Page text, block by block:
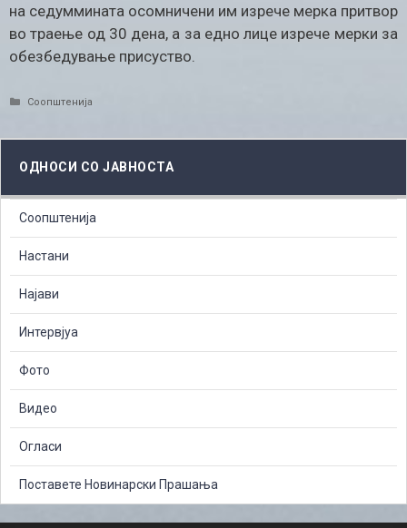
на седуммината осомничени им изрече мерка притвор
во траење од 30 дена, а за едно лице изрече мерки за
обезбедување присуство.
Categories
Соопштенија
ОДНОСИ СО ЈАВНОСТА
Соопштенија
Настани
Најави
Интервјуа
Фото
Видео
Огласи
Поставете Новинарски Прашања